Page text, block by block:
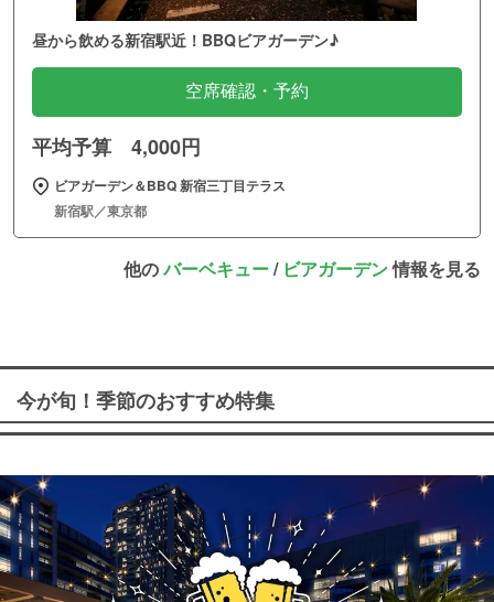
昼から飲める新宿駅近！BBQビアガーデン♪
空席確認・予約
平均予算 4,000円
ビアガーデン＆BBQ 新宿三丁目テラス
新宿駅／東京都
他のバーベキュー/ ビアガーデン情報を見る
今が旬！季節のおすすめ特集